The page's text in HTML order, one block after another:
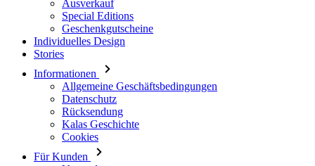
Informationen
Allgemeine Geschäftsbedingungen
Datenschutz
Rücksendung
Kalas Geschichte
Cookies
Für Kunden
Versand
Download
Haufig gestellte Fragen
Grössentabelle
Kontakt